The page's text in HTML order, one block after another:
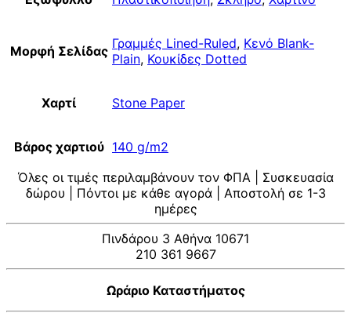
Μορφή Σελίδας Γραμμές Lined-Ruled, Κενό Blank-
Plain, Κουκίδες Dotted
Χαρτί Stone Paper
Βάρος χαρτιού 140 g/m2
Όλες οι τιμές περιλαμβάνουν τον ΦΠΑ | Συσκευασία
δώρου | Πόντοι με κάθε αγορά | Αποστολή σε 1-3
ημέρες
Πινδάρου 3 Αθήνα 10671
210 361 9667
Ωράριο Καταστήματος